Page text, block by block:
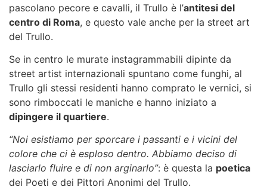
pascolano pecore e cavalli, il Trullo è l’antitesi del
centro di Roma, e questo vale anche per la street art
del Trullo.
Se in centro le murate instagrammabili dipinte da
street artist internazionali spuntano come funghi, al
Trullo gli stessi residenti hanno comprato le vernici, si
sono rimboccati le maniche e hanno iniziato a
dipingere il quartiere.
“Noi esistiamo per sporcare i passanti e i vicini del
colore che ci è esploso dentro. Abbiamo deciso di
lasciarlo fluire e di non arginarlo”: è questa la poetica
dei Poeti e dei Pittori Anonimi del Trullo.